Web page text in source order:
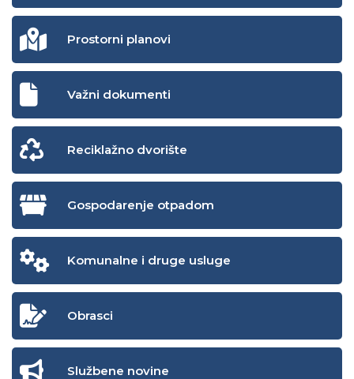
Prostorni planovi
Važni dokumenti
Reciklažno dvorište
Gospodarenje otpadom
Komunalne i druge usluge
Obrasci
Službene novine